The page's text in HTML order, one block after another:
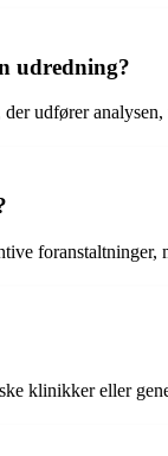
udredning?
udfører
foranstaltninger,
klinikker eller